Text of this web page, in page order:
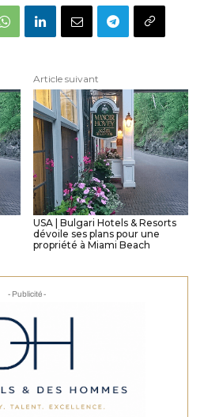
Article suivant
USA | Bulgari Hotels & Resorts
dévoile ses plans pour une
propriété à Miami Beach
- Publicité -